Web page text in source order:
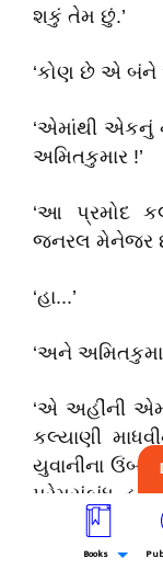
શકું તેમ છું.’
‘કોણ છે એ બંને
‘એમાંથી એકનું
અમિતકુમાર !’
‘આ પ્રમોદ
જનરલ મેનેજર
‘હા...’
‘અને
‘એ અહીંની
કલ્યાણી
યુવાનીના
પ્રેમસંબંધ
પહોંચી ગયો
ણ થઇ શક્યા.’
Books